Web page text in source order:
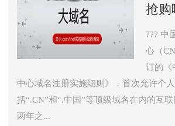
抢购
??? 中
心（
订的《
中心域名注册实施细则》，首次允许个
括“.CN”和“.中国”等顶级域名在内的互
两年之...